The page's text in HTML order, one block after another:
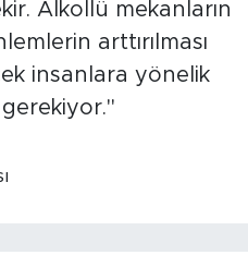
Alkollü mekanların
arttırılması
insanlara yönelik
gerekiyor."